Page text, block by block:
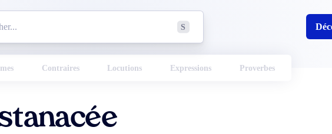
S
Contraires Locutions Expressions Proverbes